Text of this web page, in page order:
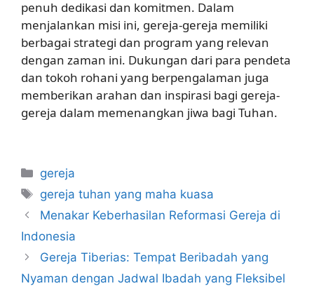
penuh dedikasi dan komitmen. Dalam
menjalankan misi ini, gereja-gereja memiliki
berbagai strategi dan program yang relevan
dengan zaman ini. Dukungan dari para pendeta
dan tokoh rohani yang berpengalaman juga
memberikan arahan dan inspirasi bagi gereja-
gereja dalam memenangkan jiwa bagi Tuhan.
Categories
gereja
Tags
gereja tuhan yang maha kuasa
Menakar Keberhasilan Reformasi Gereja di
Indonesia
Gereja Tiberias: Tempat Beribadah yang
Nyaman dengan Jadwal Ibadah yang Fleksibel